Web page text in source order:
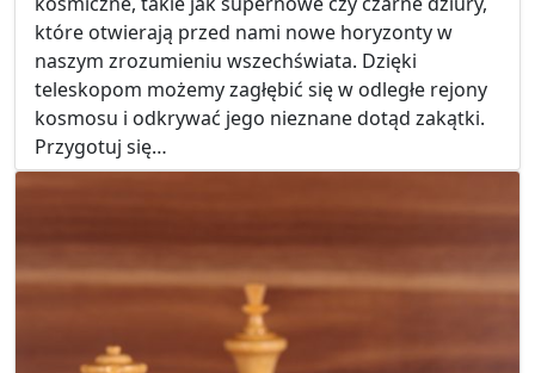
które otwierają przed nami nowe horyzonty w
naszym zrozumieniu wszechświata. Dzięki
teleskopom możemy zagłębić się w odległe rejony
kosmosu i odkrywać jego nieznane dotąd zakątki.
Przygotuj się…